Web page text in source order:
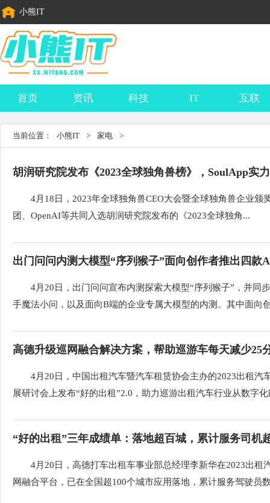
小熊IT
首页 资讯 科技 IT 互联
当前位置： 小熊IT > 家电 >
胡润研究院发布《2023全球独角兽榜》，SoulApp实
4月18日，2023年全球独角兽CEO大会暨全球独角兽企业
团、OpenAI等共同入选胡润研究院发布的《2023全球独角...
出门问问内测大模型“序列猴子”面向创作者推出四款
4月20日，出门问问宣布内测探索大模型“序列猴子”，并同
手魔法小问，以及面向B端的企业专属大模型的内测。其中面向
高德升级巡网融合解决方案，帮助巡游车每天减少25
4月20日，中国出租汽车暨汽车租赁协会主办的2023出租
展研讨会上发布“好的出租”2.0，助力巡游出租汽车行业从数字化
“好的出租”三年成绩单：落地超百城，累计服务司机
4月20日，高德打车出租车事业部总经理李新华在2023出
网融合平台，已在全国超100个城市应用落地，累计服务驾驶员